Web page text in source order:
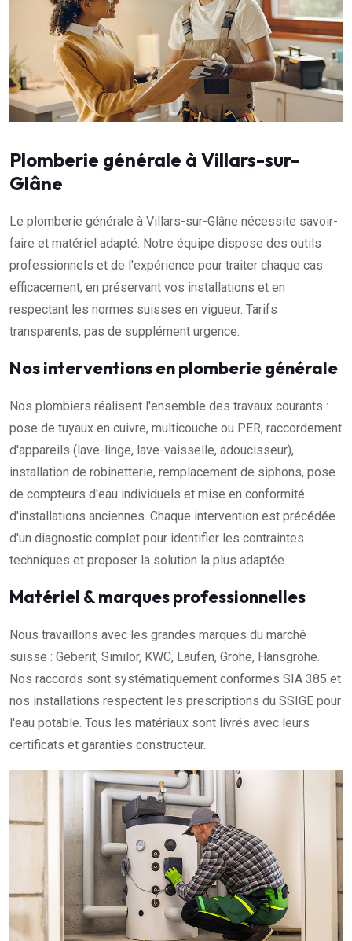
Plomberie générale à Villars-sur-
Glâne
Le plomberie générale à Villars-sur-Glâne nécessite savoir-
faire et matériel adapté. Notre équipe dispose des outils
professionnels et de l'expérience pour traiter chaque cas
efficacement, en préservant vos installations et en
respectant les normes suisses en vigueur. Tarifs
transparents, pas de supplément urgence.
Nos interventions en plomberie générale
Nos plombiers réalisent l'ensemble des travaux courants :
pose de tuyaux en cuivre, multicouche ou PER, raccordement
d'appareils (lave-linge, lave-vaisselle, adoucisseur),
installation de robinetterie, remplacement de siphons, pose
de compteurs d'eau individuels et mise en conformité
d'installations anciennes. Chaque intervention est précédée
d'un diagnostic complet pour identifier les contraintes
techniques et proposer la solution la plus adaptée.
Matériel & marques professionnelles
Nous travaillons avec les grandes marques du marché
suisse : Geberit, Similor, KWC, Laufen, Grohe, Hansgrohe.
Nos raccords sont systématiquement conformes SIA 385 et
nos installations respectent les prescriptions du SSIGE pour
l'eau potable. Tous les matériaux sont livrés avec leurs
certificats et garanties constructeur.